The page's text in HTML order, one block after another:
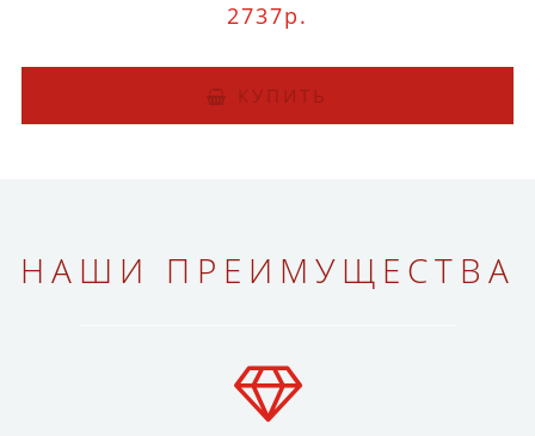
2737р.
КУПИТЬ
НАШИ ПРЕИМУЩЕСТВА